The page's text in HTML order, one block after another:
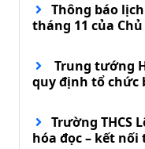
Thông báo
tháng 11 của
Trung tướng
quy định tổ chức
Trường THCS
hóa đọc – kết